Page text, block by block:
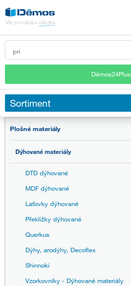
Démos24Plus
Sortiment
Plošné materiály
Dýhované materiály
DTD dýhované
MDF dýhované
Laťovky dýhované
Překližky dýhované
Querkus
Dýhy, arodýhy, Decoflex
Shinnoki
Vzorkovníky - Dýhované materiály